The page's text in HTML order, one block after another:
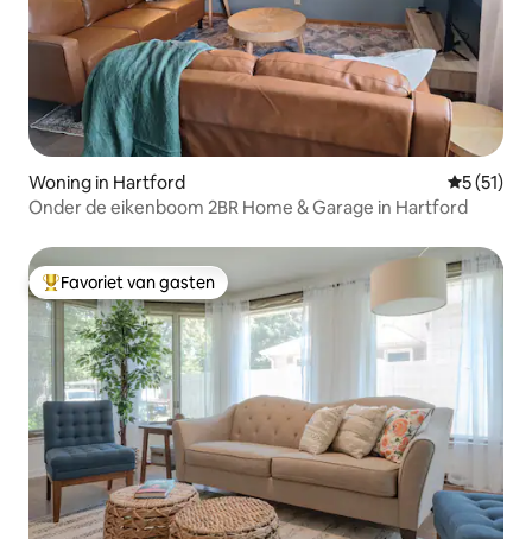
Woning in Hartford
5 (51)
Onder de eikenboom 2BR Home & Garage in Hartford
Topfavoriet van gasten
Favoriet van gasten